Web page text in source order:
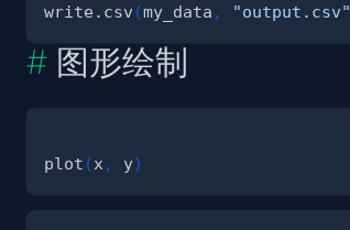
write.csv (my_data , "output.csv"
图形绘制
plot (x , y)